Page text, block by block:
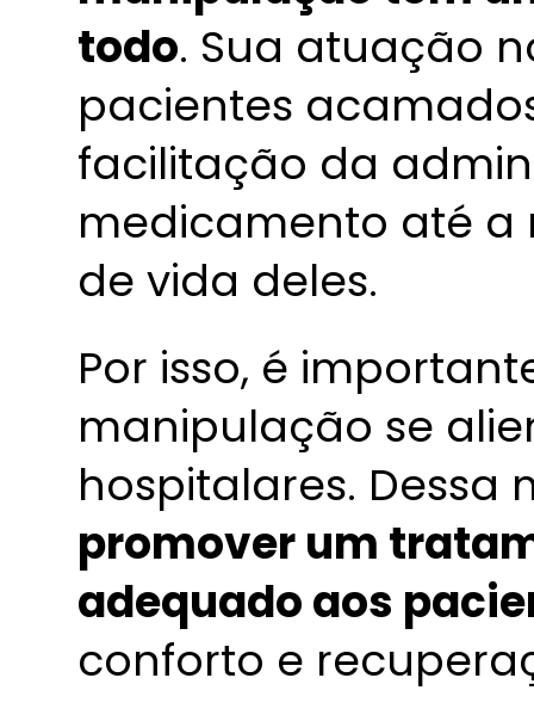
todo. Sua atuação
pacientes
facilitação da
medicamento até
de vida deles.
Por isso, é
manipulação se
hospitalares. Dessa
promover um
adequado aos
conforto e